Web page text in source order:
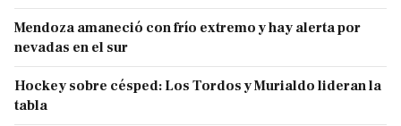
Mendoza amaneció con frío extremo y hay alerta por
nevadas en el sur
Hockey sobre césped: Los Tordos y Murialdo lideran la
tabla